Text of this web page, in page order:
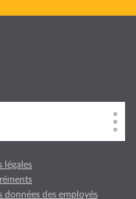
légales
des employés